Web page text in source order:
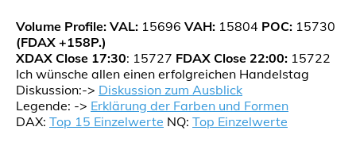
Volume Profile: VAL: 15696 VAH: 15804 POC: 15730
(FDAX +158P.)
XDAX Close 17:30: 15727 FDAX Close 22:00: 15722
Ich wünsche allen einen erfolgreichen Handelstag
Diskussion:-> Diskussion zum Ausblick
Legende: -> Erklärung der Farben und Formen
DAX: Top 15 Einzelwerte NQ: Top Einzelwerte